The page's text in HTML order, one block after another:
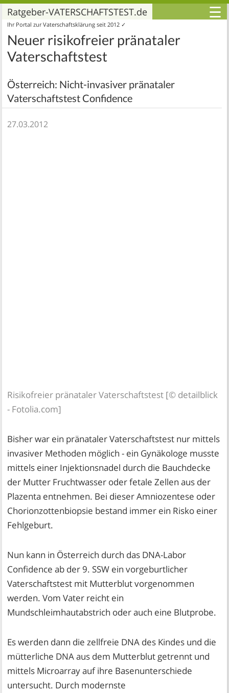
Ratgeber-VATERSCHAFTSTEST.de
Ihr Portal zur Vaterschaftsklärung seit 2012 ✓
☰
Neuer risikofreier pränataler
Vaterschaftstest
Österreich: Nicht-invasiver pränataler
Vaterschaftstest Confidence
27.03.2012
Risikofreier pränataler Vaterschaftstest [© detailblick
- Fotolia.com]
Bisher war ein pränataler Vaterschaftstest nur mittels
invasiver Methoden möglich - ein Gynäkologe musste
mittels einer Injektionsnadel durch die Bauchdecke
der Mutter Fruchtwasser oder fetale Zellen aus der
Plazenta entnehmen. Bei dieser Amniozentese oder
Chorionzottenbiopsie bestand immer ein Risko einer
Fehlgeburt.
Nun kann in Österreich durch das DNA-Labor
Confidence ab der 9. SSW ein vorgeburtlicher
Vaterschaftstest mit Mutterblut vorgenommen
werden. Vom Vater reicht ein
Mundschleimhautabstrich oder auch eine Blutprobe.
Es werden dann die zellfreie DNA des Kindes und die
mütterliche DNA aus dem Mutterblut getrennt und
mittels Microarray auf ihre Basenunterschiede
untersucht. Durch modernste